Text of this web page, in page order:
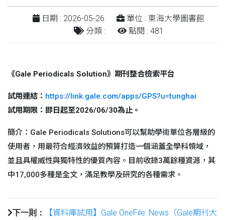
日期 : 2026-05-26
單位 : 東海大學圖書館
分類 :
點閱 : 481
《Gale Periodicals Solution》期刊整合檢索平台
試用連結： https://link.gale.com/apps/GPS?u=tunghai
試用期限：即日起至2026/06/30為止。
簡介：Gale Periodicals Solutions可以幫助學術單位各層級的
使用者，用最符合經濟效益的預算打造一個涵蓋全學科領域，
並且具權威性與獨特性的優質內容。目前收錄3萬餘種資源，其
中17,000多種是全文，滿足教學及研究的各種需求。
下一則：
【資料庫試用】Gale OneFile: News（Gale期刊大